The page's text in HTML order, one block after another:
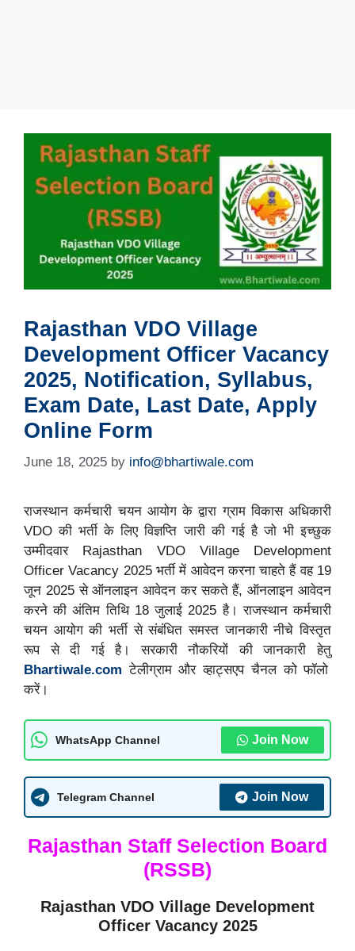
Rajasthan VDO Village
Development Officer Vacancy
2025, Notification, Syllabus,
Exam Date, Last Date, Apply
Online Form
June 18, 2025 by info@bhartiwale.com
राजस्थान कर्मचारी चयन आयोग के द्वारा ग्राम विकास अधिकारी
VDO की भर्ती के लिए विज्ञप्ति जारी की गई है जो भी इच्छुक
उम्मीदवार Rajasthan VDO Village Development
Officer Vacancy 2025 भर्ती में आवेदन करना चाहते हैं वह 19
जून 2025 से ऑनलाइन आवेदन कर सकते हैं, ऑनलाइन आवेदन
करने की अंतिम तिथि 18 जुलाई 2025 है। राजस्थान कर्मचारी
चयन आयोग की भर्ती से संबंधित समस्त जानकारी नीचे विस्तृत
रूप से दी गई है। सरकारी नौकरियों की जानकारी हेतु
Bhartiwale.com टेलीग्राम और व्हाट्सएप चैनल को फॉलो
करें।
WhatsApp Channel Join Now
Telegram Channel Join Now
Rajasthan Staff Selection Board
(RSSB)
Rajasthan VDO Village Development
Officer Vacancy 2025